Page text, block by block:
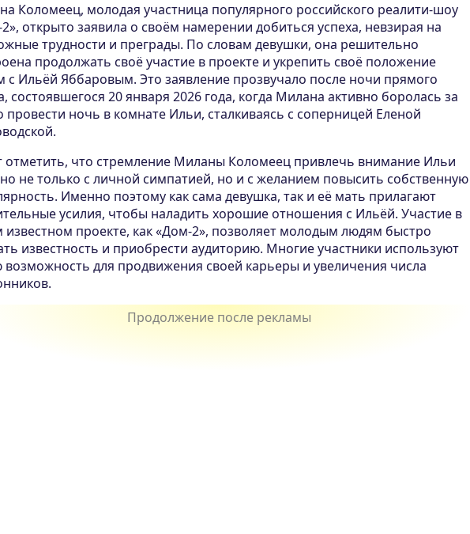
Коломеец, молодая участница популярного российского реалити-шоу
открыто заявила о своём намерении добиться успеха, невзирая на
трудности и преграды. По словам девушки, она решительно
продолжать своё участие в проекте и укрепить своё положение
с Ильёй Яббаровым. Это заявление прозвучало после ночи прямого
состоявшегося 20 января 2026 года, когда Милана активно боролась за
провести ночь в комнате Ильи, сталкиваясь с соперницей Еленой
отметить, что стремление Миланы Коломеец привлечь внимание Ильи
не только с личной симпатией, но и с желанием повысить собственную
Именно поэтому как сама девушка, так и её мать прилагают
усилия, чтобы наладить хорошие отношения с Ильёй. Участие в
известном проекте, как «Дом-2», позволяет молодым людям быстро
известность и приобрести аудиторию. Многие участники используют
возможность для продвижения своей карьеры и увеличения числа